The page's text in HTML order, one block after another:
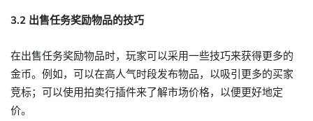
3.2 出售任务奖励物品的技巧
在出售任务奖励物品时，玩家可以采用一些技巧来获得更多的
金币。例如，可以在高人气时段发布物品，以吸引更多的买家
竞标；可以使用拍卖行插件来了解市场价格，以便更好地定
价。